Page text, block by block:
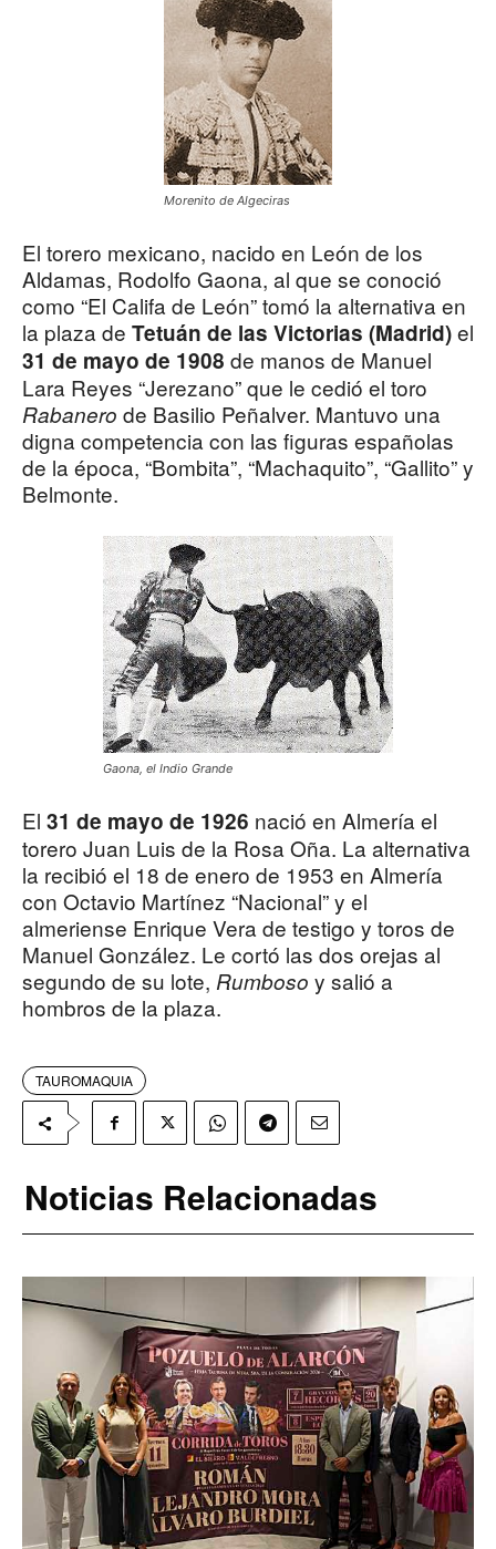
Morenito de Algeciras
El torero mexicano, nacido en León de los
Aldamas, Rodolfo Gaona, al que se conoció
como “El Califa de León” tomó la alternativa en
la plaza de Tetuán de las Victorias (Madrid)el
31 de mayo de 1908 de manos de Manuel
Lara Reyes “Jerezano” que le cedió el toro
Rabanero de Basilio Peñalver. Mantuvo una
digna competencia con las figuras españolas
de la época, “Bombita”, “Machaquito”, “Gallito” y
Belmonte.
Gaona, el Indio Grande
El 31 de mayo de 1926 nació en Almería el
torero Juan Luis de la Rosa Oña. La alternativa
la recibió el 18 de enero de 1953 en Almería
con Octavio Martínez “Nacional” y el
almeriense Enrique Vera de testigo y toros de
Manuel González. Le cortó las dos orejas al
segundo de su lote, Rumboso y salió a
hombros de la plaza.
TAUROMAQUIA
Noticias Relacionadas